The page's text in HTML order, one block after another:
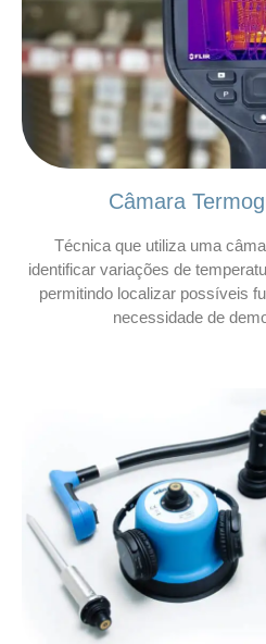
Câmara
Técnica que utiliza uma
identificar variações de
permitindo localizar possíveis
necessidade de